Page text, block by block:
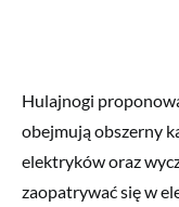
Hulajnogi
obejmują obszerny
elektryków oraz
zaopatrywać się w